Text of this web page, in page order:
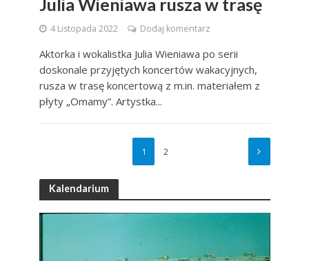
Julia Wieniawa rusza w trasę
4 Listopada 2022 Dodaj komentarz
Aktorka i wokalistka Julia Wieniawa po serii
doskonale przyjętych koncertów wakacyjnych,
rusza w trasę koncertową z m.in. materiałem z
płyty „Omamy”. Artystka...
1 2
Kalendarium